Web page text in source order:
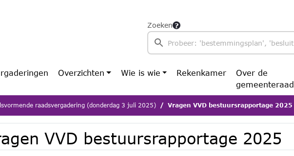
Zoeken
Overzichten Wie is wie Rekenkamer
Over de
gemeenteraad
raadsvergadering (donderdag 3 juli 2025) Vragen VVD bestuursrapportage 2025
VVD bestuursrapportage 2025